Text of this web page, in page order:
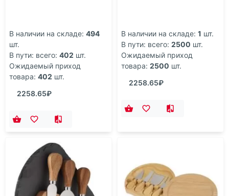
В наличии на складе: 494
шт.
В пути: всего: 402 шт.
Ожидаемый приход
товара: 402 шт.
2258.65₽
В наличии на складе: 1 шт.
В пути: всего: 2500 шт.
Ожидаемый приход
товара: 2500 шт.
2258.65₽